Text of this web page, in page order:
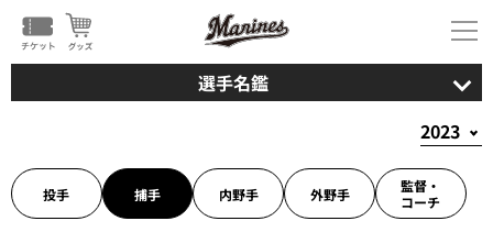
選手名鑑
投手 捕手 内野手 外野手
監督・
コーチ